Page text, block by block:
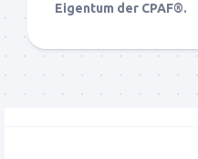
Eigentum der CPAF®.